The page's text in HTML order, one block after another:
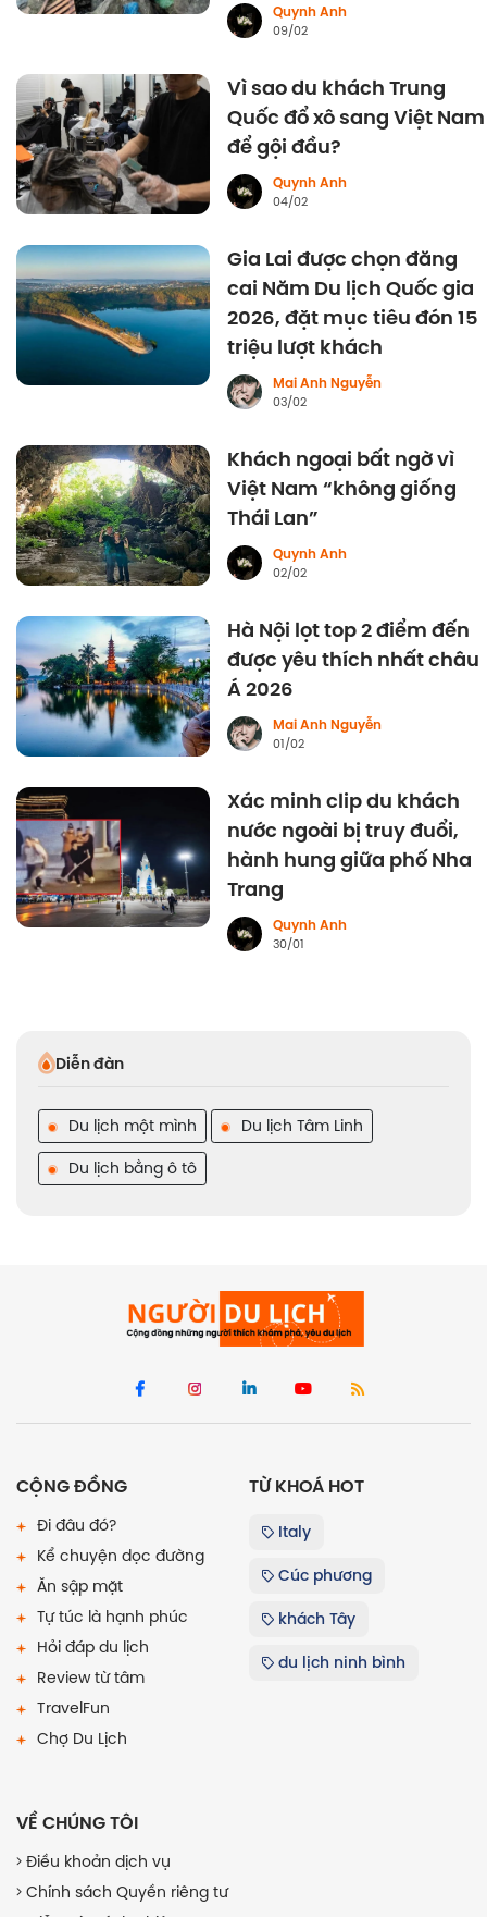
Quynh Anh
09/02
Vì sao du khách Trung
Quốc đổ xô sang Việt Nam
để gội đầu?
Quynh Anh
04/02
Gia Lai được chọn đăng
cai Năm Du lịch Quốc gia
2026, đặt mục tiêu đón 15
triệu lượt khách
Mai Anh Nguyễn
03/02
Khách ngoại bất ngờ vì
Việt Nam “không giống
Thái Lan”
Quynh Anh
02/02
Hà Nội lọt top 2 điểm đến
được yêu thích nhất châu
Á 2026
Mai Anh Nguyễn
01/02
Xác minh clip du khách
nước ngoài bị truy đuổi,
hành hung giữa phố Nha
Trang
Quynh Anh
30/01
Diễn đàn
Du lịch một mình
Du lịch Tâm Linh
Du lịch bằng ô tô
CỘNG ĐỒNG
Đi đâu đó?
Kể chuyện dọc đường
Ăn sập mặt
Tự túc là hạnh phúc
Hỏi đáp du lịch
Review từ tâm
TravelFun
Chợ Du Lịch
TỪ KHOÁ HOT
Italy
Cúc phương
khách Tây
du lịch ninh bình
VỀ CHÚNG TÔI
Điều khoản dịch vụ
Chính sách Quyền riêng tư